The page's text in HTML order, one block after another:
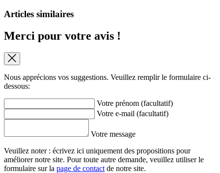
Articles similaires
Merci pour votre avis !
Nous apprécions vos suggestions. Veuillez remplir le formulaire ci-
dessous:
Votre prénom (facultatif)
Votre e-mail (facultatif)
Votre message
Veuillez noter : écrivez ici uniquement des propositions pour
améliorer notre site. Pour toute autre demande, veuillez utiliser le
formulaire sur la page de contact de notre site.